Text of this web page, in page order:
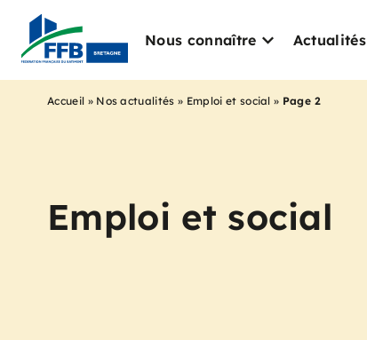
Nous connaître Actualités
Accueil » Nos actualités » Emploi et social » Page 2
Emploi et social